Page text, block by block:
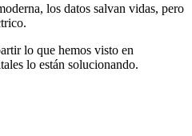
los datos salvan vidas, pero
lo que hemos visto en
lo están solucionando.